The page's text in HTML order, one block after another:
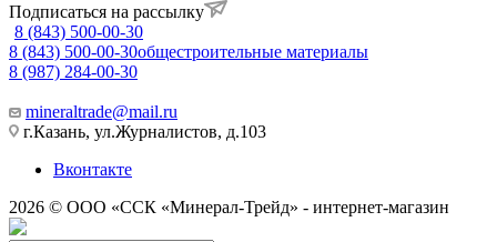
Подписаться на рассылку
8 (843) 500-00-30
8 (843) 500-00-30общестроительные материалы
8 (987) 284-00-30
mineraltrade@mail.ru
г.Казань, ул.Журналистов, д.103
Вконтакте
2026 © ООО «ССК «Минерал-Трейд» - интернет-магазин